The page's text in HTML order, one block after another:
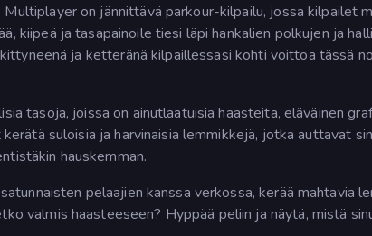
Multiplayer on jännittävä parkour-kilpailu, jossa kilpailet
kiipeä ja tasapainoile tiesi läpi hankalien polkujen ja
ja ketteränä kilpaillessasi kohti voittoa tässä
tasoja, joissa on ainutlaatuisia haasteita, eläväinen
suloisia ja harvinaisia lemmikkejä, jotka auttavat
hauskemman.
pelaajien kanssa verkossa, kerää mahtavia
valmis haasteeseen? Hyppää peliin ja näytä, mistä